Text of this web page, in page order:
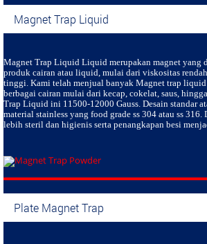
Magnet Trap Liquid
Magnet Trap Liquid Liquid merupakan magnet
produk cairan atau liquid, mulai dari viskositas
tinggi. Kami telah menjual banyak Magnet trap
berbagai cairan mulai dari kecap, cokelat, saus,
Trap Liquid ini 11500-12000 Gauss. Desain standar
material stainless yang food grade ss 304 atau ss 316.
lebih steril dan higienis serta penangkapan besi
Plate Magnet Trap